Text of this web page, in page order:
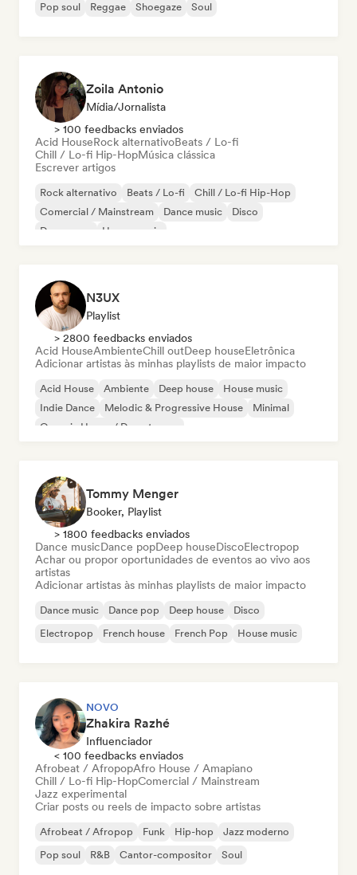
Pop soul
Reggae Shoegaze Soul
Zoila Antonio
Mídia/Jornalista
> 100 feedbacks enviados
Acid HouseRock alternativoBeats / Lo-fi
Chill / Lo-fi Hip-HopMúsica clássica
Escrever artigos
Rock alternativo Beats / Lo-fi
Chill / Lo-fi Hip-Hop
Comercial / Mainstream
Dance music
Disco
Dream pop
House music
N3UX
Playlist
> 2800 feedbacks enviados
Acid HouseAmbienteChill outDeep houseEletrônica
Adicionar artistas às minhas playlists de maior impacto
Acid House Ambiente Deep house
House music
Indie Dance
Melodic & Progressive House
Minimal
Organic House / Downtempo
Tommy Menger
Booker, Playlist
> 1800 feedbacks enviados
Dance musicDance popDeep houseDiscoElectropop
Achar ou propor oportunidades de eventos ao vivo aos
artistas
Adicionar artistas às minhas playlists de maior impacto
Dance music Dance pop Deep house
Disco
Electropop
French house French Pop House music
NOVO
Zhakira Razhé
Influenciador
< 100 feedbacks enviados
Afrobeat / AfropopAfro House / Amapiano
Chill / Lo-fi Hip-HopComercial / Mainstream
Jazz experimental
Criar posts ou reels de impacto sobre artistas
Afrobeat / Afropop Funk Hip-hop
Jazz moderno
Pop soul
R&B Cantor-compositor Soul